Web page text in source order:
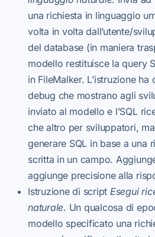
una richiesta in linguaggio
volta in volta dall’utente/
del database (in maniera
modello restituisce la query
in FileMalker. L’istruzione
debug che mostrano agli
inviato al modello e l’SQL
che altro per sviluppatori,
generare SQL in base a una
scritta in un campo.
aggiunge precisione alla
Istruzione di script Esegui
naturale. Un qualcosa di
modello specificato una